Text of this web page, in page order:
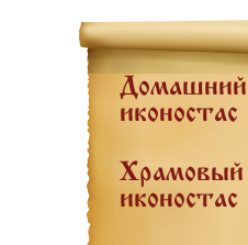
Домашний
иконостас
Храмовый
иконостас